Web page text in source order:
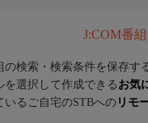
J:COM番
の検索・検索条件を保存す
を選択して作成できる お気
いるご自宅のSTBへの リモ